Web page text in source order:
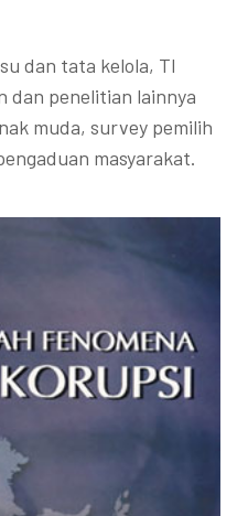
dan tata kelola, TI
dan penelitian lainnya
muda, survey pemilih
masyarakat.